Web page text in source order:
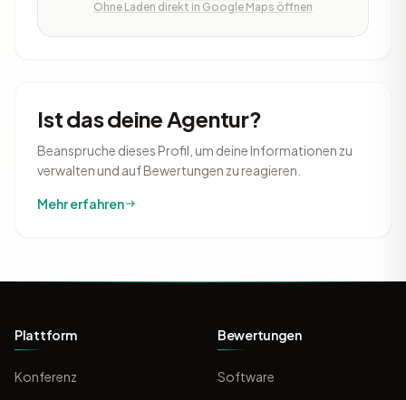
Ohne Laden direkt in Google Maps öffnen
Ist das deine Agentur?
Beanspruche dieses Profil, um deine Informationen zu
verwalten und auf Bewertungen zu reagieren.
Mehr erfahren
Plattform
Konferenz
Bewertungen
Software